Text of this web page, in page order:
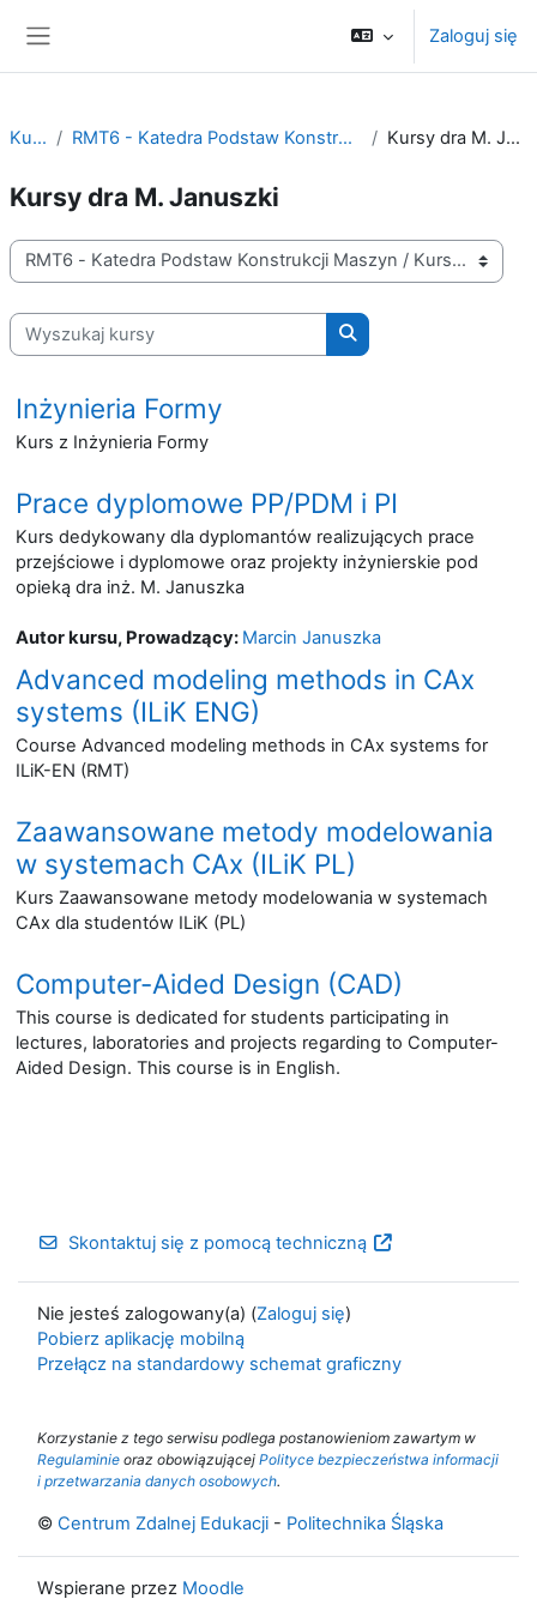
Zaloguj się
Kursy RMT6 - Katedra Podstaw Konstrukcji Maszyn Kursy dra M. Januszki
Kursy dra M. Januszki
Kategorie kursów
Wyszukaj kursy
Wyszukaj kursy
Inżynieria Formy
Kurs z Inżynieria Formy
Prace dyplomowe PP/PDM i PI
Kurs dedykowany dla dyplomantów realizujących prace
przejściowe i dyplomowe oraz projekty inżynierskie pod
opieką dra inż. M. Januszka
Autor kursu, Prowadzący: Marcin Januszka
Advanced modeling methods in CAx
systems (ILiK ENG)
Course Advanced modeling methods in CAx systems for
ILiK-EN (RMT)
Zaawansowane metody modelowania
w systemach CAx (ILiK PL)
Kurs Zaawansowane metody modelowania w systemach
CAx dla studentów ILiK (PL)
Computer-Aided Design (CAD)
This course is dedicated for students participating in
lectures, laboratories and projects regarding to Computer-
Aided Design. This course is in English.
Skontaktuj się z pomocą techniczną
Nie jesteś zalogowany(a) (Zaloguj się)
Pobierz aplikację mobilną
Przełącz na standardowy schemat graficzny
Korzystanie z tego serwisu podlega postanowieniom zawartym w
Regulaminie oraz obowiązującej Polityce bezpieczeństwa informacji
i przetwarzania danych osobowych.
© Centrum Zdalnej Edukacji - Politechnika Śląska
Wspierane przez Moodle